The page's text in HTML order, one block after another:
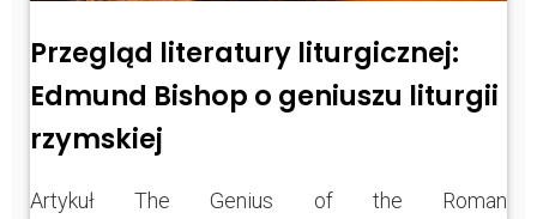
Przegląd literatury liturgicznej:
Edmund Bishop o geniuszu liturgii
rzymskiej
Artykuł The Genius of the Roman